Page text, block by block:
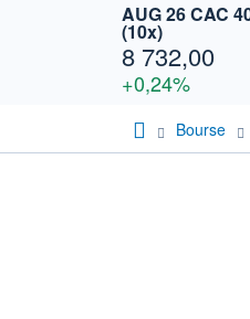
AUG 26 CAC
(10x)
8 732,00
+0,24%
Bourse